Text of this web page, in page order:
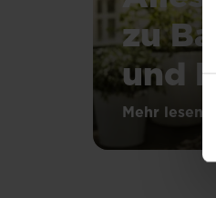
zu
und
Eine
Oase
Mehr lesen
über